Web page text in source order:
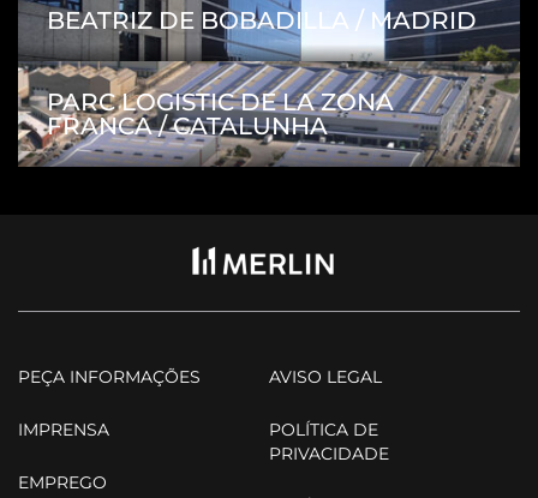
BEATRIZ DE BOBADILLA / MADRID
PARC LOGISTIC DE LA ZONA
FRANCA / CATALUNHA
PEÇA INFORMAÇÕES
IMPRENSA
EMPREGO
AVISO LEGAL
POLÍTICA DE
PRIVACIDADE